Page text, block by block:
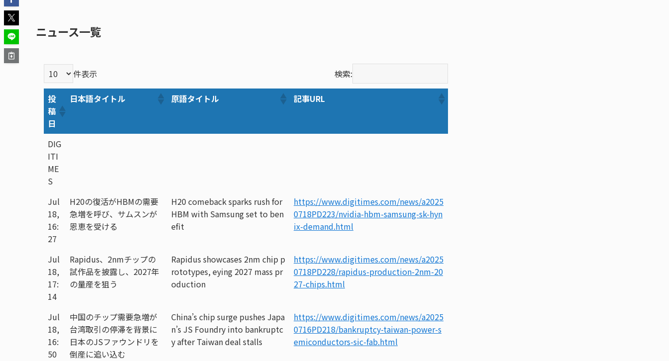
ニュース一覧
件表示 検索:
投
稿
日
日本語タイトル 原語タイトル 記事URL
DIG
ITI
ME
S
Jul
18,
16:
27
H20の復活がHBMの需要
急増を呼び、サムスンが
恩恵を受ける
H20 comeback sparks rush for
HBM with Samsung set to ben
efit
https://www.digitimes.com/news/a2025
0718PD223/nvidia-hbm-samsung-sk-hyn
ix-demand.html
Jul
18,
17:
14
Rapidus、2nmチップの
試作品を披露し、2027年
の量産を狙う
Rapidus showcases 2nm chip p
rototypes, eying 2027 mass pr
oduction
https://www.digitimes.com/news/a2025
0718PD228/rapidus-production-2nm-20
27-chips.html
Jul
18,
16:
50
中国のチップ需要急増が
台湾取引の停滞を背景に
日本のJSファウンドリを
倒産に追い込む
China’s chip surge pushes Japa
n’s JS Foundry into bankruptc
y after Taiwan deal stalls
https://www.digitimes.com/news/a2025
0716PD218/bankruptcy-taiwan-power-s
emiconductors-sic-fab.html